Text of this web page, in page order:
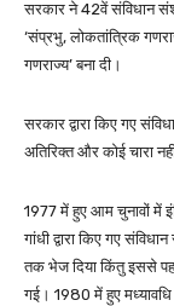
सरकार ने 42वें संविधान
‘संप्रभु, लोकतांत्रिक
गणराज्य’ बना दी।
सरकार द्वारा किए गए
अतिरिक्त और कोई चारा
1977 में हुए आम चुनावों में
गांधी द्वारा किए गए
तक भेज दिया किंतु इससे
गई। 1980 में हुए मध्यावधि